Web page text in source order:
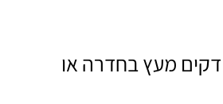
דקים מעץ בחדרה או